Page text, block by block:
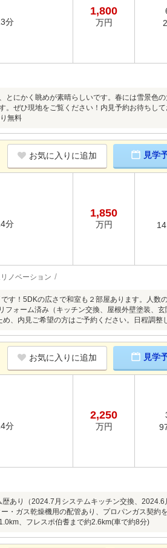
分
1,800
万円
とにかく眺めが素晴らしいです。春には雪景色
。ぜひ現地をご覧ください！内見予約お待ちし
無料
お気に入りに追加 見学
分
1,850
万円
ノベーション
す！5DKの広さで和室も２部屋あります。人数
ォーム済み（キッチン交換、屋根外壁塗装、
、内見ご希望の方はご予約ください。日程調整
お気に入りに追加 見学
分
2,250
万円
あり（2024.7月システムキッチン交換、
・ガス乾燥機用の配管あり、プロパンガス契約
、フレスポ伯耆まで約2.6km(車で約8分)